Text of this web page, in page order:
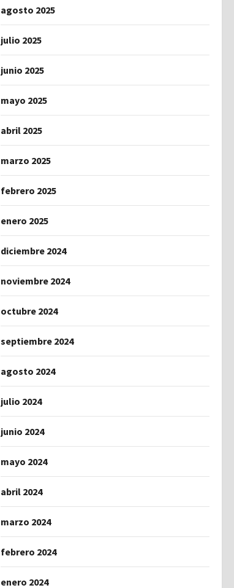
agosto 2025
julio 2025
junio 2025
mayo 2025
abril 2025
marzo 2025
febrero 2025
enero 2025
diciembre 2024
noviembre 2024
octubre 2024
septiembre 2024
agosto 2024
julio 2024
junio 2024
mayo 2024
abril 2024
marzo 2024
febrero 2024
enero 2024